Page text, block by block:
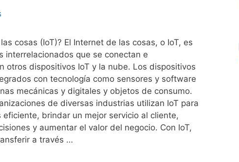
cosas (IoT)? El Internet de las cosas, o IoT, es
interrelacionados que se conectan e
otros dispositivos IoT y la nube. Los dispositivos
con tecnología como sensores y software
mecánicas y digitales y objetos de consumo.
de diversas industrias utilizan IoT para
eficiente, brindar un mejor servicio al cliente,
y aumentar el valor del negocio. Con IoT,
a través …